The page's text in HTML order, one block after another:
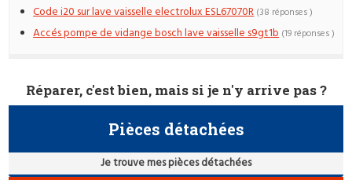
Code i20 sur lave vaisselle electrolux ESL67070R (38 réponses )
Accés pompe de vidange bosch lave vaisselle s9gt1b (19 réponses )
Réparer, c'est bien, mais si je n'y arrive pas ?
Pièces détachées
Je trouve mes pièces détachées